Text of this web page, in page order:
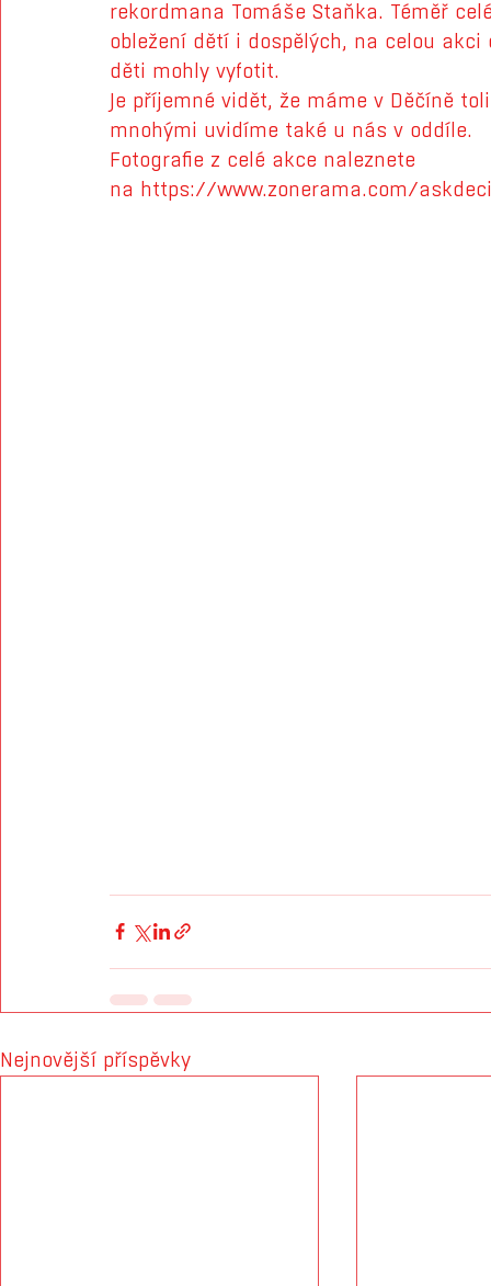
rekordmana Tomáše Staňka. Téměř
obležení dětí i dospělých, na celou
děti mohly vyfotit.
Je příjemné vidět, že máme v Děčíně
mnohými uvidíme také u nás v oddíle.
Fotografie z celé akce naleznete
na https://www.zonerama.com/
Nejnovější příspěvky